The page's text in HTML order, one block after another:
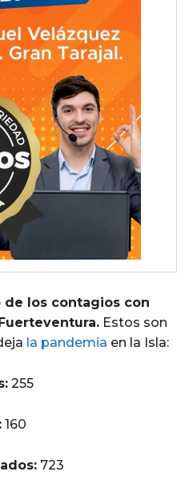
de los contagios con
Estos son
la pandemia en la Isla:
255
160
723